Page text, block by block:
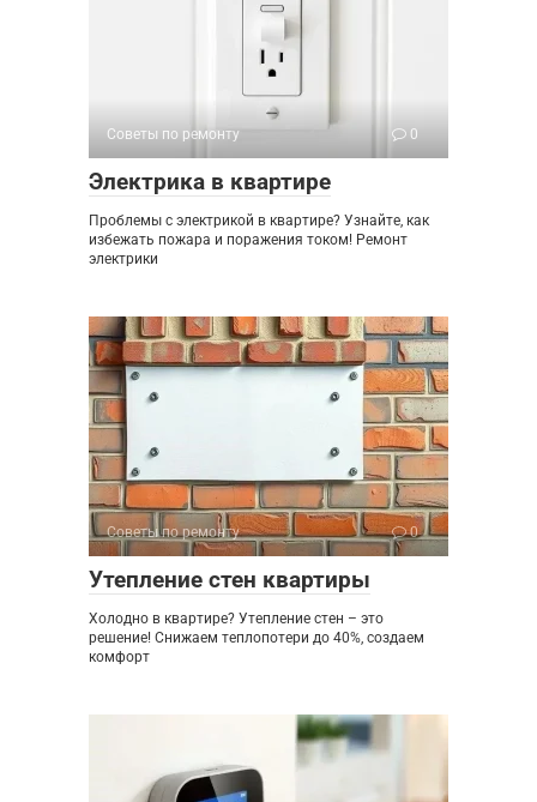
Советы по ремонту 0
Электрика в квартире
Проблемы с электрикой в квартире? Узнайте, как
избежать пожара и поражения током! Ремонт
электрики
Советы по ремонту 0
Утепление стен квартиры
Холодно в квартире? Утепление стен – это
решение! Снижаем теплопотери до 40%, создаем
комфорт